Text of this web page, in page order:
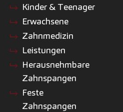
Kinder & Teenager
Erwachsene
Zahnmedizin
Leistungen
Herausnehmbare
Zahnspangen
Feste
Zahnspangen